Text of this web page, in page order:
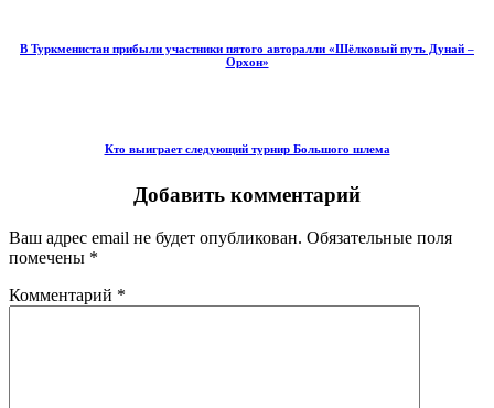
В Туркменистан прибыли участники пятого авторалли «Шёлковый путь Дунай –
Орхон»
Кто выиграет следующий турнир Большого шлема
Добавить комментарий
Ваш адрес email не будет опубликован. Обязательные поля
помечены *
Комментарий *